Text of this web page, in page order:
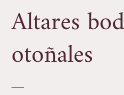
Altares
otoñales